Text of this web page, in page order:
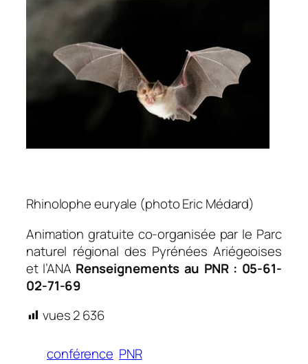
Rhinolophe euryale (photo Eric Médard)
Animation gratuite co-organisée par le Parc
naturel régional des Pyrénées Ariégeoises
et l’ANA Renseignements au PNR : 05-61-
02-71-69
vues2 636
conférence PNR